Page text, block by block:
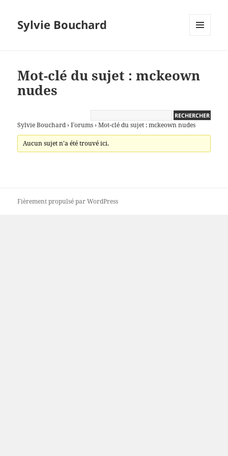
Sylvie Bouchard
Mot-clé du sujet : mckeown
nudes
Sylvie Bouchard › Forums › Mot-clé du sujet : mckeown nudes
Aucun sujet n’a été trouvé ici.
Fièrement propulsé par WordPress